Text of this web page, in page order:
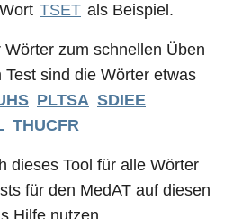
TSET als Beispiel.
zum schnellen Üben
sind die Wörter etwas
PLTSA SDIEE
THUCFR
dieses Tool für alle Wörter
für den MedAT auf diesen
Hilfe nutzen.